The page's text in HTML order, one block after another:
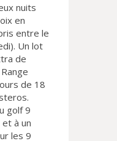
nuits
en
entre le
Un lot
de
de 18
golf 9
à un
les 9